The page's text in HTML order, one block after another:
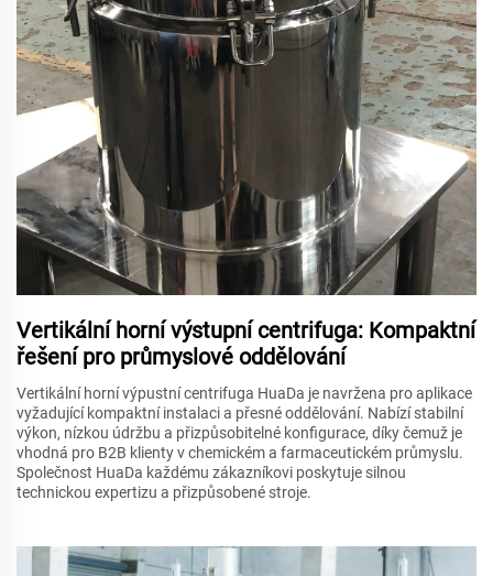
Vertikální horní výstupní centrifuga: Kompaktní
řešení pro průmyslové oddělování
Vertikální horní výpustní centrifuga HuaDa je navržena pro aplikace
vyžadující kompaktní instalaci a přesné oddělování. Nabízí stabilní
výkon, nízkou údržbu a přizpůsobitelné konfigurace, díky čemuž je
vhodná pro B2B klienty v chemickém a farmaceutickém průmyslu.
Společnost HuaDa každému zákazníkovi poskytuje silnou
technickou expertizu a přizpůsobené stroje.